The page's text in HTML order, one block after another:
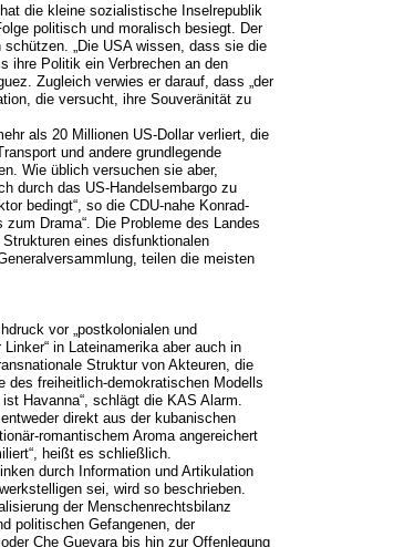
die kleine sozialistische Inselrepublik
politisch und moralisch besiegt. Der
„Die USA wissen, dass sie die
ihre Politik ein Verbrechen an den
Zugleich verwies er darauf, dass „der
die versucht, ihre Souveränität zu
als 20 Millionen US-Dollar verliert, die
und andere grundlegende
Wie üblich versuchen sie aber,
durch das US-Handelsembargo zu
bedingt“, so die CDU-nahe Konrad-
Drama“. Die Probleme des Landes
Strukturen eines disfunktionalen
teilen die meisten
vor „postkolonialen und
in Lateinamerika aber auch in
Struktur von Akteuren, die
des freiheitlich-demokratischen Modells
Havanna“, schlägt die KAS Alarm.
direkt aus der kubanischen
romantischem Aroma angereichert
heißt es schließlich.
durch Information und Artikulation
sei, wird so beschrieben.
der Menschenrechtsbilanz
politischen Gefangenen, der
Che Guevara bis hin zur Offenlegung